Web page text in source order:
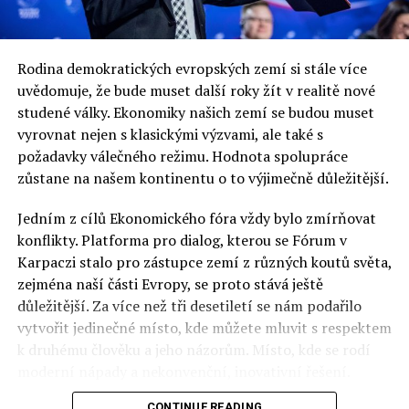
Rodina demokratických evropských zemí si stále více
uvědomuje, že bude muset další roky žít v realitě nové
studené války. Ekonomiky našich zemí se budou muset
vyrovnat nejen s klasickými výzvami, ale také s
požadavky válečného režimu. Hodnota spolupráce
zůstane na našem kontinentu o to výjimečně důležitější.
Jedním z cílů Ekonomického fóra vždy bylo zmírňovat
konflikty. Platforma pro dialog, kterou se Fórum v
Karpaczi stalo pro zástupce zemí z různých koutů světa,
zejména naší části Evropy, se proto stává ještě
důležitější. Za více než tři desetiletí se nám podařilo
vytvořit jedinečné místo, kde můžete mluvit s respektem
k druhému člověku a jeho názorům. Místo, kde se rodí